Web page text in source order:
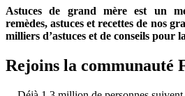
Astuces de grand mère est un
remèdes, astuces et recettes de nos
milliers d’astuces et de conseils pour
Rejoins la communauté